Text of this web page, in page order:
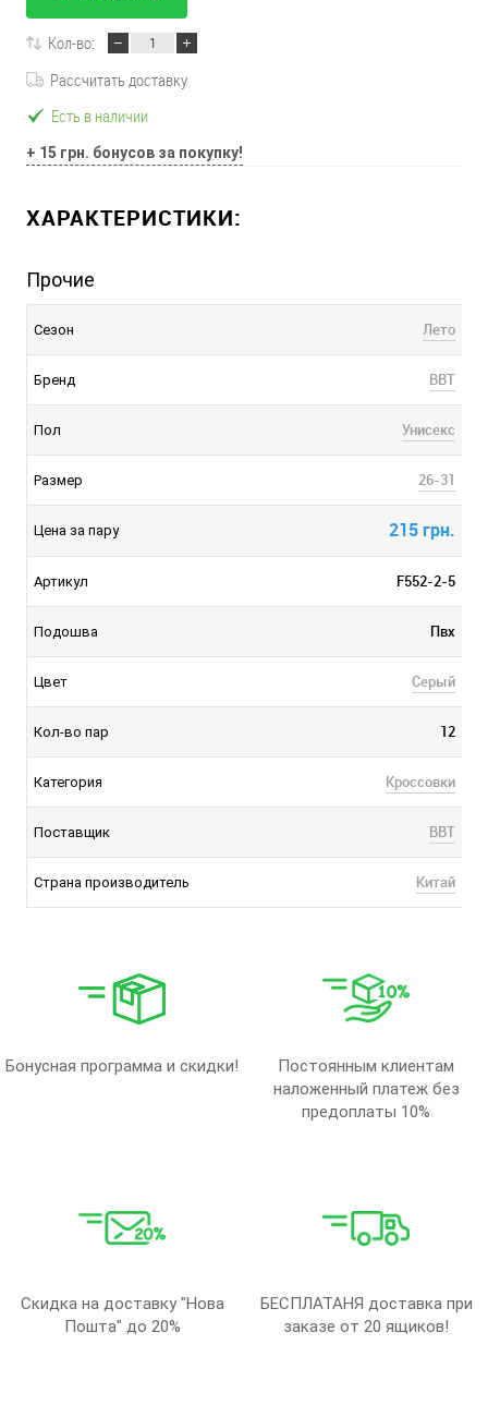
Кол-во:
Рассчитать доставку
Есть в наличии
+ 15 грн. бонусов за покупку!
ХАРАКТЕРИСТИКИ:
Прочие
Сезон Лето
Бренд BBT
Пол Унисекс
Размер 26-31
Цена за пару 215 грн.
Артикул F552-2-5
Подошва Пвх
Цвет Серый
Кол-во пар 12
Категория Кроссовки
Поставщик BBT
Страна производитель Китай
Бонусная программа и скидки!
Постоянным клиентам
наложенный платеж без
предоплаты 10%
Скидка на доставку "Нова
Пошта" до 20%
БЕСПЛАТАНЯ доставка при
заказе от 20 ящиков!